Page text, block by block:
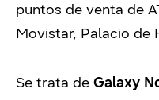
puntos de venta de
Movistar, Palacio de
Se trata de Galaxy